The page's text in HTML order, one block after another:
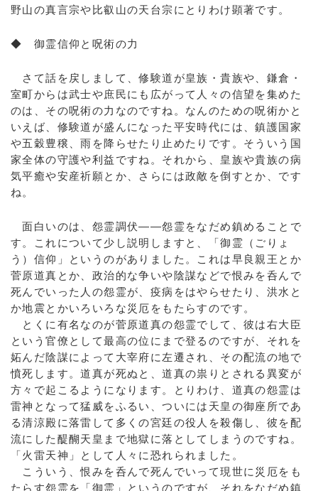
野山の真言宗や比叡山の天台宗にとりわけ顕著です。
◆ 御霊信仰と呪術の力
さて話を戻しまして、修験道が皇族・貴族や、鎌倉・
室町からは武士や庶民にも広がって人々の信望を集めた
のは、その呪術の力なのですね。なんのための呪術かと
いえば、修験道が盛んになった平安時代には、鎮護国家
や五穀豊穣、雨を降らせたり止めたりです。そういう国
家全体の守護や利益ですね。それから、皇族や貴族の病
気平癒や安産祈願とか、さらには政敵を倒すとか、です
ね。
面白いのは、怨霊調伏――怨霊をなだめ鎮めることで
す。これについて少し説明しますと、「御霊（ごりょ
う）信仰」というのがありました。これは早良親王とか
菅原道真とか、政治的な争いや陰謀などで恨みを呑んで
死んでいった人の怨霊が、疫病をはやらせたり、洪水と
か地震とかいろいろな災厄をもたらすのです。
とくに有名なのが菅原道真の怨霊でして、彼は右大臣
という官僚として最高の位にまで登るのですが、それを
妬んだ陰謀によって大宰府に左遷され、その配流の地で
憤死します。道真が死ぬと、道真の祟りとされる異変が
方々で起こるようになります。とりわけ、道真の怨霊は
雷神となって猛威をふるい、ついには天皇の御座所であ
る清涼殿に落雷して多くの宮廷の役人を殺傷し、彼を配
流にした醍醐天皇まで地獄に落としてしまうのですね。
「火雷天神」として人々に恐れられました。
こういう、恨みを呑んで死んでいって現世に災厄をも
たらす怨霊を「御霊」というのですが、それをなだめ鎮